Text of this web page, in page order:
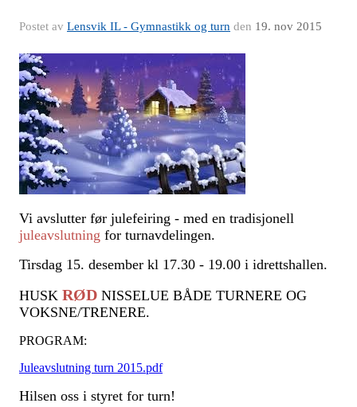
Postet av Lensvik IL - Gymnastikk og turn den 19. nov 2015
Vi avslutter før julefeiring - med en tradisjonell
juleavslutning for turnavdelingen.
Tirsdag 15. desember kl 17.30 - 19.00 i idrettshallen.
HUSK RØD NISSELUE BÅDE TURNERE OG
VOKSNE/TRENERE.
PROGRAM:
Juleavslutning turn 2015.pdf
Hilsen oss i styret for turn!